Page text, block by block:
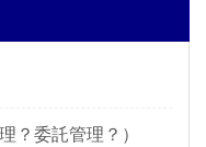
？委託管理？）